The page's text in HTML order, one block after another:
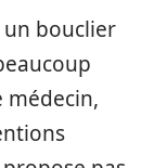
un bouclier
médecin,